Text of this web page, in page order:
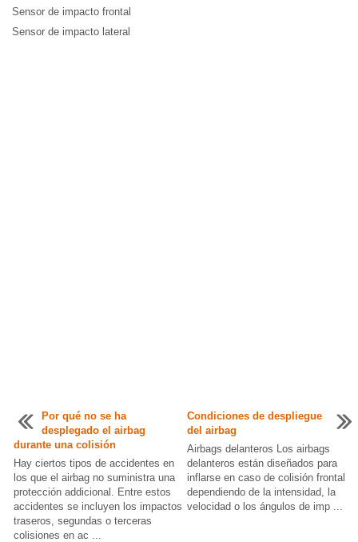
Sensor de impacto frontal
Sensor de impacto lateral
Por qué no se ha
desplegado el airbag
durante una colisión
Hay ciertos tipos de accidentes en
los que el airbag no suministra una
protección addicional. Entre estos
accidentes se incluyen los impactos
traseros, segundas o terceras
colisiones en ac ...
Condiciones de despliegue
del airbag
Airbags delanteros Los airbags
delanteros están diseñados para
inflarse en caso de colisión frontal
dependiendo de la intensidad, la
velocidad o los ángulos de imp ...